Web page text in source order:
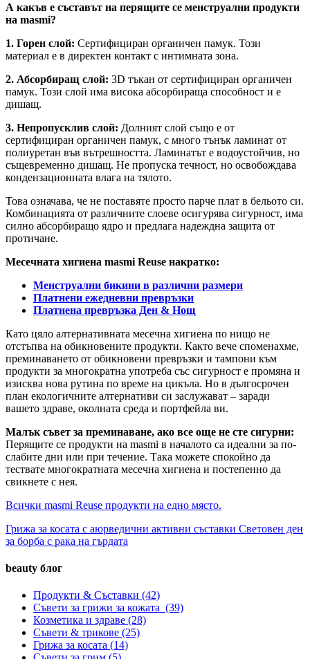
А какъв е съставът на перящите се менструални продукти
на masmi?
1. Горен слой: Сертифициран органичен памук. Този
материал е в директен контакт с интимната зона.
2. Абсорбиращ слой: 3D тъкан от сертифициран органичен
памук. Този слой има висока абсорбираща способност и е
дишащ.
3. Непропусклив слой: Долният слой също е от
сертифициран органичен памук, с много тънък ламинат от
полиуретан във вътрешността. Ламинатът е водоустойчив, но
същевременно дишащ. Не пропуска течност, но освобождава
кондензационната влага на тялото.
Това означава, че не поставяте просто парче плат в бельото си.
Комбинацията от различните слоеве осигурява сигурност, има
силно абсорбиращо ядро и предлага надеждна защита от
протичане.
Месечната хигиена masmi Reuse накратко:
Менструални бикини в различни размери
Платнени ежедневни превръзки
Платнена превръзка Ден & Нощ
Като цяло алтернативната месечна хигиена по нищо не
отстъпва на обикновените продукти. Както вече споменахме,
преминаването от обикновени превръзки и тампони към
продукти за многократна употреба със сигурност е промяна и
изисква нова рутина по време на цикъла. Но в дългосрочен
план екологичните алтернативи си заслужават – заради
вашето здраве, околната среда и портфейла ви.
Малък съвет за преминаване, ако все още не сте сигурни:
Перящите се продукти на masmi в началото са идеални за по-
слабите дни или при течение. Така можете спокойно да
тествате многократната месечна хигиена и постепенно да
свикнете с нея.
Всички masmi Reuse продукти на едно място.
Грижа за косата с аюрведични активни съставки Световен ден
за борба с рака на гърдата
beauty блог
Продукти & Съставки (42)
Съвети за грижи за кожата (39)
Козметика и здраве (28)
Съвети & трикове (25)
Грижа за косата (14)